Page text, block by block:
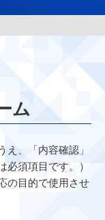
ム
え、「内容確認」
必須項目です。）
の目的で使用させ